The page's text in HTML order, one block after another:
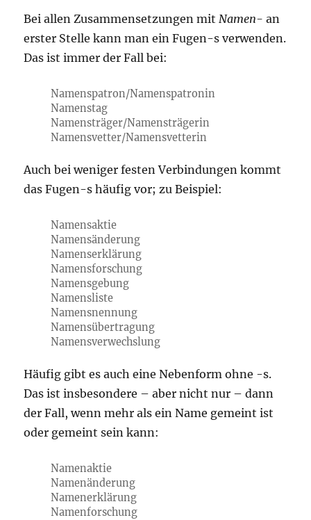
Bei allen Zusammensetzungen mit Namen- an
erster Stelle kann man ein Fugen-s verwenden.
Das ist immer der Fall bei:
Namenspatron/Namenspatronin
Namenstag
Namensträger/Namensträgerin
Namensvetter/Namensvetterin
Auch bei weniger festen Verbindungen kommt
das Fugen-s häufig vor; zu Beispiel:
Namensaktie
Namensänderung
Namenserklärung
Namensforschung
Namensgebung
Namensliste
Namensnennung
Namensübertragung
Namensverwechslung
Häufig gibt es auch eine Nebenform ohne -s.
Das ist insbesondere – aber nicht nur – dann
der Fall, wenn mehr als ein Name gemeint ist
oder gemeint sein kann:
Namenaktie
Namenänderung
Namenerklärung
Namenforschung